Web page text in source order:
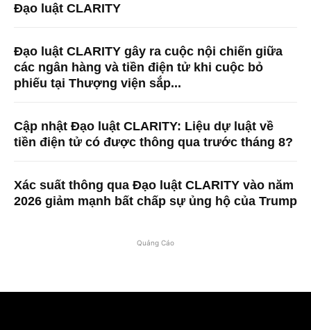
Đạo luật CLARITY
Đạo luật CLARITY gây ra cuộc nội chiến giữa
các ngân hàng và tiền điện tử khi cuộc bỏ
phiếu tại Thượng viện sắp...
Cập nhật Đạo luật CLARITY: Liệu dự luật về
tiền điện tử có được thông qua trước tháng 8?
Xác suất thông qua Đạo luật CLARITY vào năm
2026 giảm mạnh bất chấp sự ủng hộ của Trump
Quảng Cáo